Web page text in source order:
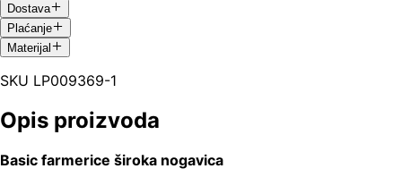
Dostava
Plaćanje
Materijal
SKU LP009369-1
Opis proizvoda
Basic farmerice široka nogavica